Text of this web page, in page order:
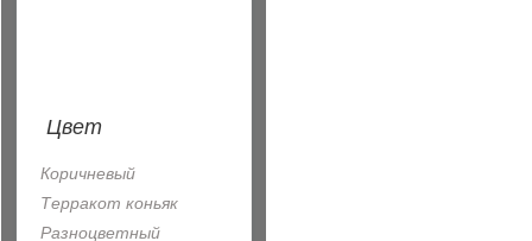
Цвет
Коричневый
Терракот коньяк
Разноцветный